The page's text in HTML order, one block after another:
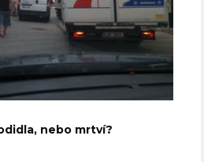
nebo mrtví?